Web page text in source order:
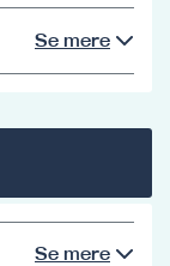
Se mere
Se mere